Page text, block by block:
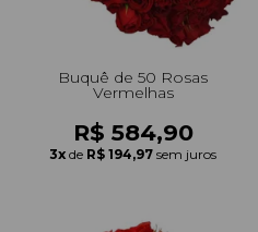
Buquê de 50 Rosas
Vermelhas
R$ 584,90
3x de R$ 194,97 sem juros